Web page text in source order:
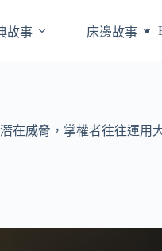
故事 床邊故事
在威脅，掌權者往往運用